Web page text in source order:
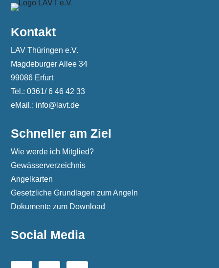
Kontakt
LAV Thüringen e.V.
Magdeburger Allee 34
99086 Erfurt
Tel.: 0361/ 6 46 42 33
eMail.: info@lavt.de
Schneller am Ziel
Wie werde ich Mitglied?
Gewässerverzeichnis
Angelkarten
Gesetzliche Grundlagen zum Angeln
Dokumente zum Download
Social Media